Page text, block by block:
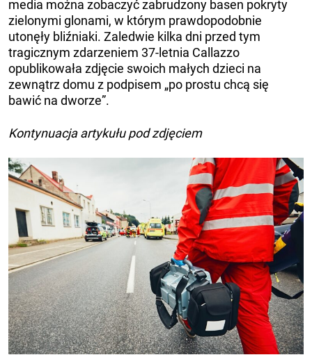
media można zobaczyć zabrudzony basen pokryty
zielonymi glonami, w którym prawdopodobnie
utonęły bliźniaki. Zaledwie kilka dni przed tym
tragicznym zdarzeniem 37-letnia Callazzo
opublikowała zdjęcie swoich małych dzieci na
zewnątrz domu z podpisem „po prostu chcą się
bawić na dworze”.
Kontynuacja artykułu pod zdjęciem